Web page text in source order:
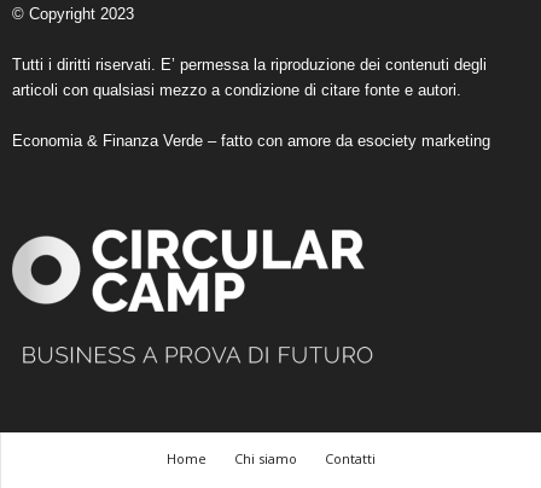
© Copyright 2023
Tutti i diritti riservati. E’ permessa la riproduzione dei contenuti degli
articoli con qualsiasi mezzo a condizione di citare fonte e autori.
Economia & Finanza Verde – fatto con amore da esociety marketing
Home Chi siamo
Contatti